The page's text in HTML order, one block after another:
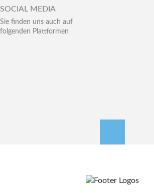
SOCIAL MEDIA
Sie finden uns auch auf
folgenden Plattformen